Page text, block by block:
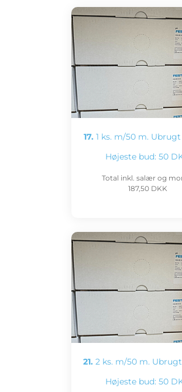
17. 1 ks. m/50 m.
Højeste bud: 50
Total inkl. salær og
187,50 DKK
21. 2 ks. m/50 m.
Højeste bud: 50